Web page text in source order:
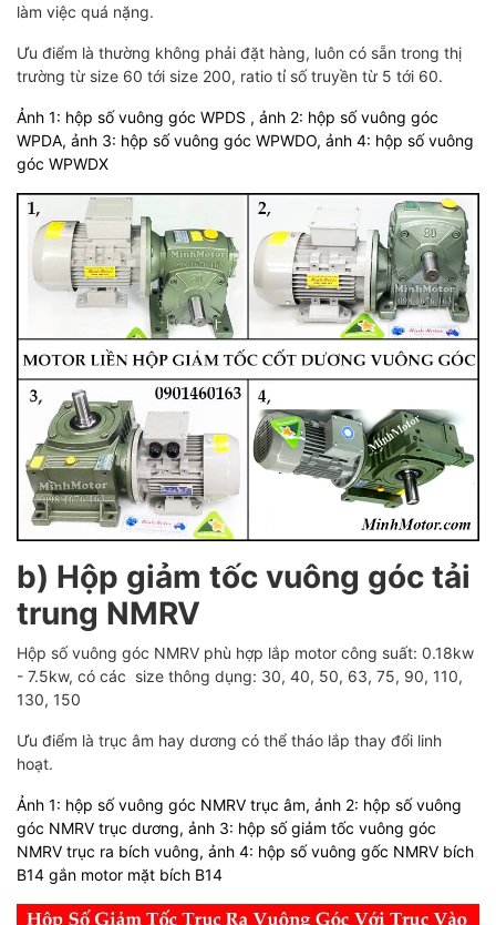
làm việc quá nặng.
Ưu điểm là thường không phải đặt hàng, luôn có sẵn trong thị
trường từ size 60 tới size 200, ratio tỉ số truyền từ 5 tới 60.
Ảnh 1: hộp số vuông góc WPDS , ảnh 2: hộp số vuông góc
WPDA, ảnh 3: hộp số vuông góc WPWDO, ảnh 4: hộp số vuông
góc WPWDX
b) Hộp giảm tốc vuông góc tải
trung NMRV
Hộp số vuông góc NMRV phù hợp lắp motor công suất: 0.18kw
- 7.5kw, có các size thông dụng: 30, 40, 50, 63, 75, 90, 110,
130, 150
Ưu điểm là trục âm hay dương có thể tháo lắp thay đổi linh
hoạt.
Ảnh 1: hộp số vuông góc NMRV trục âm, ảnh 2: hộp số vuông
góc NMRV trục dương, ảnh 3: hộp số giảm tốc vuông góc
NMRV trục ra bích vuông, ảnh 4: hộp số vuông gốc NMRV bích
B14 gắn motor mặt bích B14